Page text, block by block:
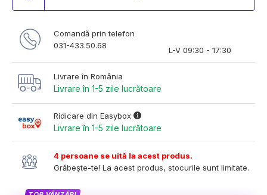
Comandă prin telefon
031-433.50.68
L-V 09:30 - 17:30
Livrare în România
Livrare în 1-5 zile lucrătoare
Ridicare din Easybox
Livrare în 1-5 zile lucrătoare
4 persoane se uită la acest produs.
Grăbește-te! La acest produs, stocurile sunt limitate.